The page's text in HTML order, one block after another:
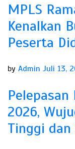
MPLS
Kenalkan
Peserta
by Admin Juli 13,
Pelepasan
2026,
Tinggi dan